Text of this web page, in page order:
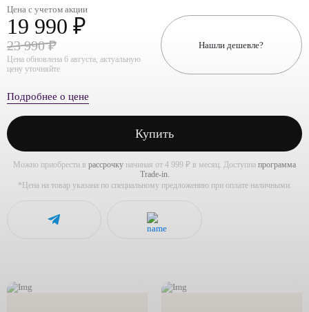
Цена с учетом акции
19 990 ₽
23 990 ₽
Цена обновлена 6 августа, актуальную
цену уточняйте
Нашли дешевле?
Подробнее о цене
Купить
Можно приобрести в рассрочку начиная от 4 999 ₽ в месяц. Доступна программа
Trade-in.
*Цена на товар указана по специальному предложению при оплате наличными.